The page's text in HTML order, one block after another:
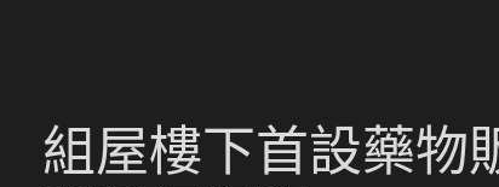
組屋樓下首設藥物